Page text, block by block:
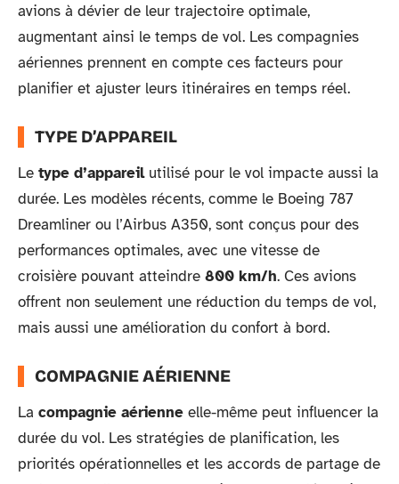
avions à dévier de leur trajectoire optimale,
augmentant ainsi le temps de vol. Les compagnies
aériennes prennent en compte ces facteurs pour
planifier et ajuster leurs itinéraires en temps réel.
TYPE D’APPAREIL
Le type d’appareilutilisé pour le vol impacte aussi la
durée. Les modèles récents, comme le Boeing 787
Dreamliner ou l’Airbus A350, sont conçus pour des
performances optimales, avec une vitesse de
croisière pouvant atteindre 800 km/h. Ces avions
offrent non seulement une réduction du temps de vol,
mais aussi une amélioration du confort à bord.
COMPAGNIE AÉRIENNE
La compagnie aérienne elle-même peut influencer la
durée du vol. Les stratégies de planification, les
priorités opérationnelles et les accords de partage de